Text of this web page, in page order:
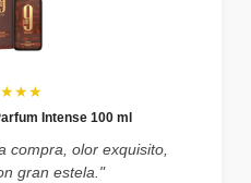
Intense 100 ml
compra, olor exquisito,
gran estela."